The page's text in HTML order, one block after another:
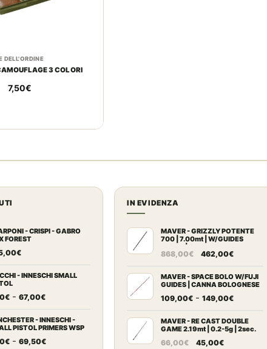
DELL'ORDINE
3 COLORI
7,50€
- CRISPI - GABRO
FOREST
€
- INNESCHI SMALL
€ - 67,00€Fascia
prezzo:
da
7,20€
- INNESCHI -
PISTOL PRIMERS WSP
€ - 69,50€Fascia
IN EVIDENZA
MAVER - GRIZZLY POTENTE
700 | 7.00mt | W/GUIDES
BLOCK | Canna Trota Torrente
868,00€
Il
originale
era:
868,00€.
462,00€Il
attuale
è:
462,00€.
MAVER - SPACE BOLO W/FUJI
GUIDES | CANNA BOLOGNESE
109,00€ - 149,00€Fascia
prezzo:
da
MAVER - RE CAST DOUBLE
GAME 2.19mt | 0.2-5g | 2sec.
66,00€
Il
45,00€Il